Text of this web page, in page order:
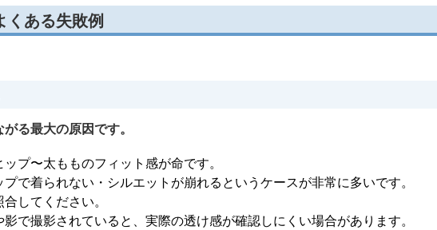
くある失敗例
る最大の原因です。
プ〜太もものフィット感が命です。
で着られない・シルエットが崩れるというケースが非常に多いです。
してください。
影で撮影されていると、実際の透け感が確認しにくい場合があります。